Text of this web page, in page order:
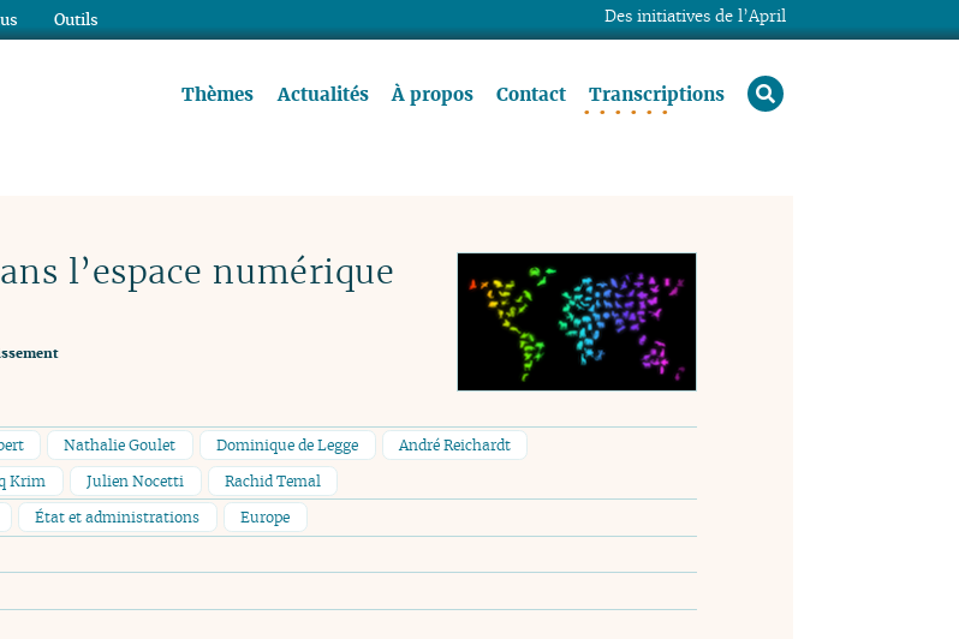
Thèmes Actualités À propos Contact Transcriptions rechercher
l’espace numérique
Nathalie Goulet Dominique de Legge
André Reichardt
Krim Julien Nocetti Rachid Temal
État et administrations Europe
Des initiatives de l’April
Outils